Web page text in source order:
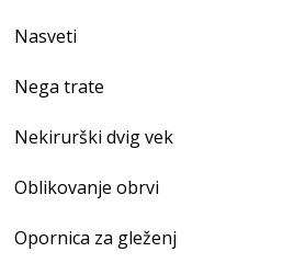
Nasveti
Nega trate
Nekirurški dvig vek
Oblikovanje obrvi
Opornica za gleženj